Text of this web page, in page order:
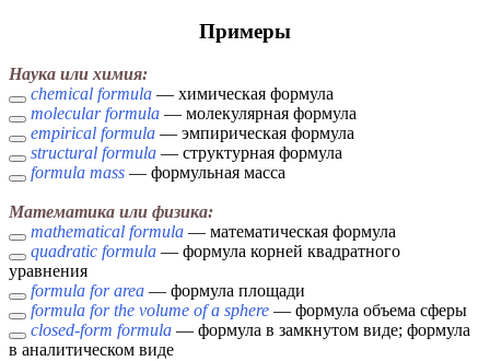
Примеры
Наука или химия:
chemical formula — химическая формула
molecular formula — молекулярная формула
empirical formula — эмпирическая формула
structural formula — структурная формула
formula mass — формульная масса
Математика или физика:
mathematical formula — математическая формула
quadratic formula — формула корней квадратного
уравнения
formula for area — формула площади
formula for the volume of a sphere — формула объема сферы
closed-form formula — формула в замкнутом виде; формула
в аналитическом виде